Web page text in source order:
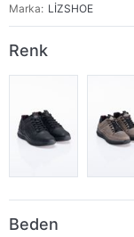
Marka
LİZSHOE
Renk
Beden